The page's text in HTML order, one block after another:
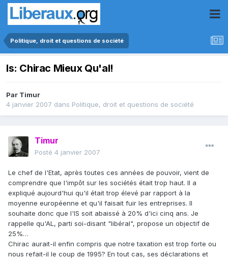
Politique, droit et questions de société
Is: Chirac Mieux Qu'al!
Par Timur
4 janvier 2007 dans Politique, droit et questions de société
Timur
Posté 4 janvier 2007
Le chef de l'Etat, après toutes ces années de pouvoir, vient de
comprendre que l'impôt sur les sociétés était trop haut. Il a
expliqué aujourd'hui qu'il était trop élevé par rapport à la
moyenne européenne et qu'il faisait fuir les entreprises. Il
souhaite donc que l'IS soit abaissé à 20% d'ici cinq ans. Je
rappelle qu'AL, parti soi-disant "libéral", propose un objectif de
25%…
Chirac aurait-il enfin compris que notre taxation est trop forte ou
nous refait-il le coup de 1995? En tout cas, ses déclarations et